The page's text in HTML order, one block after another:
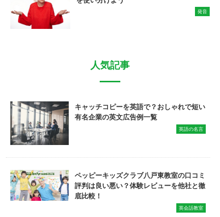
発音
人気記事
キャッチコピーを英語で？おしゃれで短い
有名企業の英文広告例一覧
英語の名言
ペッピーキッズクラブ八戸東教室の口コミ
評判は良い悪い？体験レビューを他社と徹
底比較！
英会話教室